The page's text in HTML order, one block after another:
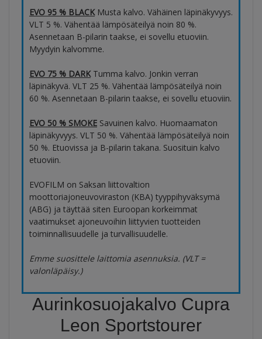
EVO 95 % BLACKMusta kalvo. Vähäinen läpinäkyvyys.
VLT 5 %. Vähentää lämpösäteilyä noin 80 %.
Asennetaan B-pilarin taakse, ei sovellu etuoviin.
Myydyin kalvomme.
EVO 75 % DARKTumma kalvo. Jonkin verran
läpinäkyvä. VLT 25 %. Vähentää lämpösäteilyä noin
60 %. Asennetaan B-pilarin taakse, ei sovellu etuoviin.
EVO 50 % SMOKE Savuinen kalvo. Huomaamaton
läpinäkyvyys. VLT 50 %. Vähentää lämpösäteilyä noin
50 %. Etuovissa ja B-pilarin takana. Suosituin kalvo
etuoviin.
EVOFILM on Saksan liittovaltion
moottoriajoneuvoviraston (KBA) tyyppihyväksymä
(ABG) ja täyttää siten Euroopan korkeimmat
vaatimukset ajoneuvoihin liittyvien tuotteiden
toiminnallisuudelle ja turvallisuudelle.
Emme suosittele laittomia asennuksia. (VLT =
valonläpäisy.)
Aurinkosuojakalvo Cupra
Leon Sportstourer